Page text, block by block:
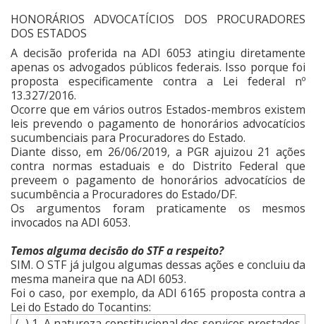
HONORÁRIOS ADVOCATÍCIOS DOS PROCURADORES
DOS ESTADOS
A decisão proferida na ADI 6053 atingiu diretamente
apenas os advogados públicos federais. Isso porque foi
proposta especificamente contra a Lei federal nº
13.327/2016.
Ocorre que em vários outros Estados-membros existem
leis prevendo o pagamento de honorários advocatícios
sucumbenciais para Procuradores do Estado.
Diante disso, em 26/06/2019, a PGR ajuizou 21 ações
contra normas estaduais e do Distrito Federal que
preveem o pagamento de honorários advocatícios de
sucumbência a Procuradores do Estado/DF.
Os argumentos foram praticamente os mesmos
invocados na ADI 6053.
Temos alguma decisão do STF a respeito?
SIM. O STF já julgou algumas dessas ações e concluiu da
mesma maneira que na ADI 6053.
Foi o caso, por exemplo, da ADI 6165 proposta contra a
Lei do Estado do Tocantins: